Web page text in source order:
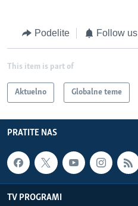
Podelite Follow us
This item is part of
Aktuelno Globalne teme
PRATITE NAS
TV PROGRAMI